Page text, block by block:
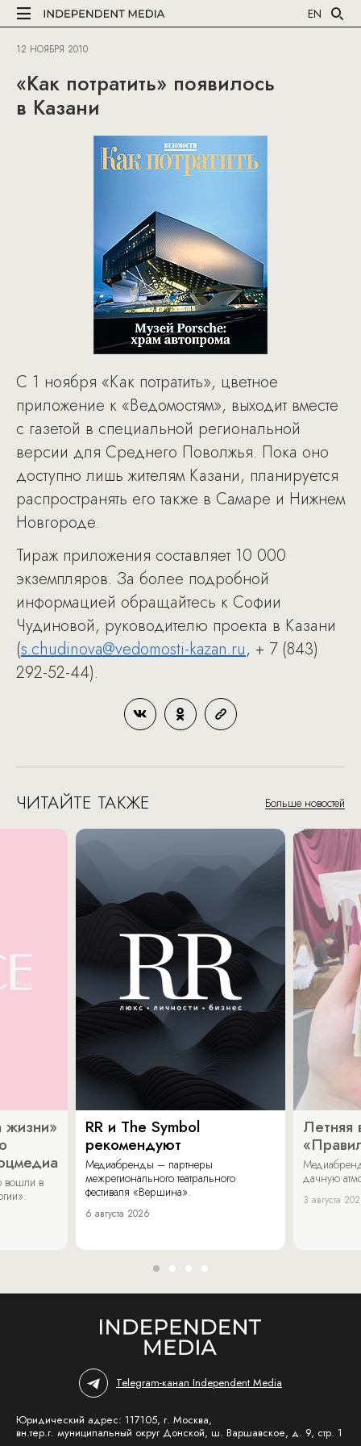
EN
12 НОЯБРЯ 2010
«Как потратить» появилось
в Казани
С 1 ноября «Как потратить», цветное
приложение к «Ведомостям», выходит вместе
с газетой в специальной региональной
версии для Среднего Поволжья. Пока оно
доступно лишь жителям Казани, планируется
распространять его также в Самаре и Нижнем
Новгороде.
Тираж приложения составляет 10 000
экземпляров. За более подробной
информацией обращайтесь к Софии
Чудиновой, руководителю проекта в Казани
(s.chudinova@vedomosti-kazan.ru, + 7 (843)
292-52-44).
ЧИТАЙТЕ ТАКЖЕ Больше новостей
жизни»
вошли в
RR и The Symbol
рекомендуют
Медиабренды – партнеры
межрегионального театрального
фестиваля «Вершина».
6 августа 2026
Летняя
дачную
3 августа
Telegram-канал Independent Media
Юридический адрес: 117105, г. Москва,
вн.тер.г. муниципальный округ Донской, ш. Варшавское, д. 9, стр. 1